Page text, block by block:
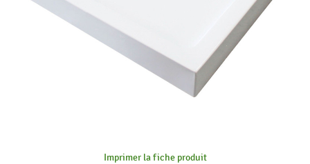
Imprimer la fiche produit